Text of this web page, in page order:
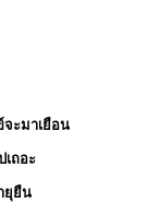
ะมาเยือน
ถอะ
ยุยืน